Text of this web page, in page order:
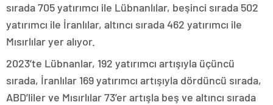
sırada 705 yatırımcı ile Lübnanlılar, beşinci sırada 502
yatırımcı ile İranlılar, altıncı sırada 462 yatırımcı ile
Mısırlılar yer alıyor.
2023’te Lübnanlar, 192 yatırımcı artışıyla üçüncü
sırada, İranlılar 169 yatırımcı artışıyla dördüncü sırada,
ABD’liler ve Mısırlılar 73’er artışla beş ve altıncı sırada